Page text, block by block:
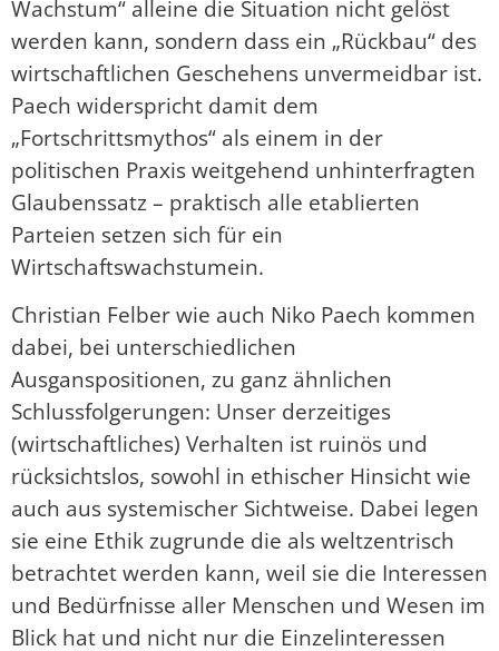
Wachstum“ alleine die Situation nicht gelöst
werden kann, sondern dass ein „Rückbau“ des
wirtschaftlichen Geschehens unvermeidbar ist.
Paech widerspricht damit dem
„Fortschrittsmythos“ als einem in der
politischen Praxis weitgehend unhinterfragten
Glaubenssatz – praktisch alle etablierten
Parteien setzen sich für ein
Wirtschaftswachstumein.
Christian Felber wie auch Niko Paech kommen
dabei, bei unterschiedlichen
Ausganspositionen, zu ganz ähnlichen
Schlussfolgerungen: Unser derzeitiges
(wirtschaftliches) Verhalten ist ruinös und
rücksichtslos, sowohl in ethischer Hinsicht wie
auch aus systemischer Sichtweise. Dabei legen
sie eine Ethik zugrunde die als weltzentrisch
betrachtet werden kann, weil sie die Interessen
und Bedürfnisse aller Menschen und Wesen im
Blick hat und nicht nur die Einzelinteressen